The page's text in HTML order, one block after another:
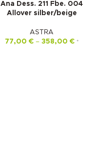
Ana Dess. 211 Fbe. 004
Allover silber/beige
ASTRA
77,00 €– 358,00 € *